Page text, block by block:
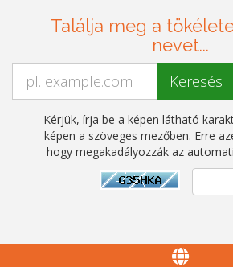
Találja meg a
nevet...
Kérjük, írja be a képen látható
képen a szöveges mezőben. Erre
hogy megakadályozzák az